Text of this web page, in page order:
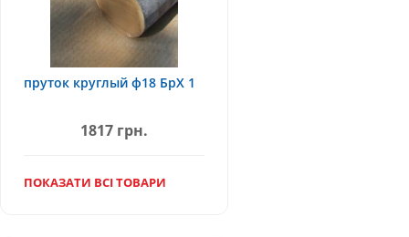
пруток круглый ф18 БрХ 1
1817 грн.
ПОКАЗАТИ ВСІ ТОВАРИ